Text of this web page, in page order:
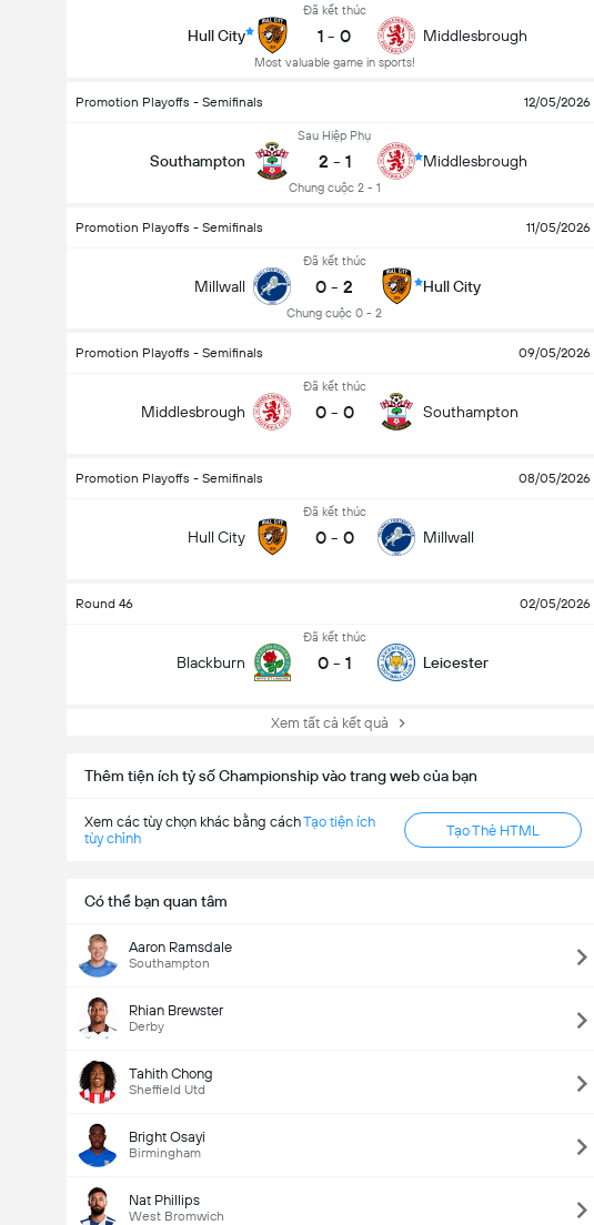
Hull City
Đã kết thúc
1 - 0
Most valuable game in sports!
Middlesbrough
Promotion Playoffs - Semifinals 12/05/2026
Southampton
Sau Hiệp Phụ
2 - 1
Chung cuộc 2 - 1
Middlesbrough
Promotion Playoffs - Semifinals 11/05/2026
Millwall
Đã kết thúc
0 - 2
Chung cuộc 0 - 2
Hull City
Promotion Playoffs - Semifinals 09/05/2026
Middlesbrough
Đã kết thúc
0 - 0 Southampton
Promotion Playoffs - Semifinals 08/05/2026
Hull City
Đã kết thúc
0 - 0 Millwall
Round 46 02/05/2026
Blackburn
Đã kết thúc
0 - 1 Leicester
Xem tất cả kết quả
Thêm tiện ích tỷ số Championship vào trang web của bạn
Xem các tùy chọn khác bằng cáchTạo tiện ích
tùy chỉnh
Tạo Thẻ HTML
Có thể bạn quan tâm
Aaron Ramsdale
Southampton
Rhian Brewster
Derby
Tahith Chong
Sheffield Utd
Bright Osayi
Birmingham
Nat Phillips
West Bromwich